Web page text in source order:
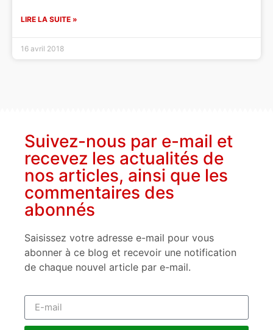
LIRE LA SUITE »
16 avril 2018
Suivez-nous par e-mail et
recevez les actualités de
nos articles, ainsi que les
commentaires des
abonnés
Saisissez votre adresse e-mail pour vous
abonner à ce blog et recevoir une notification
de chaque nouvel article par e-mail.